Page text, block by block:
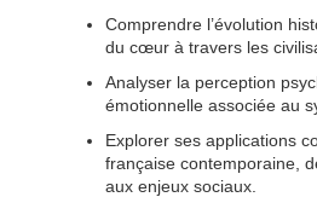
Comprendre l’évolution
du cœur à travers les
Analyser la perception
émotionnelle associée au
Explorer ses applications
française contemporaine,
aux enjeux sociaux.